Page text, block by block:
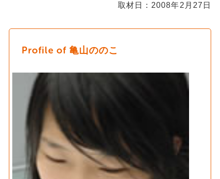
取材日：2008年2月27日
Profile of 亀山ののこ